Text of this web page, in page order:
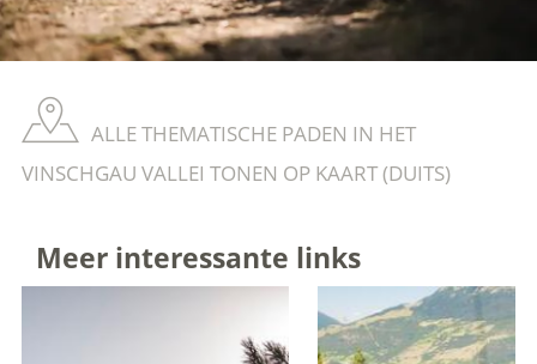
ALLE THEMATISCHE PADEN IN HET
VINSCHGAU VALLEI TONEN OP KAART (DUITS)
Meer interessante links